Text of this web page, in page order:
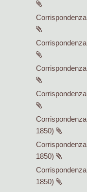
Corrispondenza
Corrispondenza
Corrispondenza
Corrispondenza
Corrispondenza
1850)
Corrispondenza
1850)
Corrispondenza
1850)